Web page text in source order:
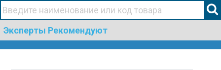
Эксперты Рекомендуют
+38(067)506 44 19